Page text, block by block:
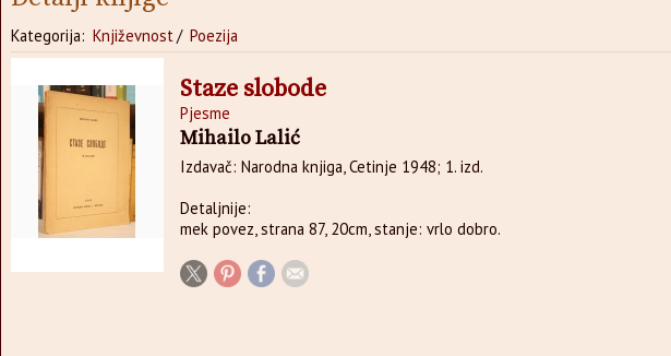
Kategorija: Književnost/ Poezija
Staze slobode
Pjesme
Mihailo Lalić
Izdavač: Narodna knjiga, Cetinje 1948; 1. izd.
Detaljnije:
mek povez, strana 87, 20cm, stanje: vrlo dobro.